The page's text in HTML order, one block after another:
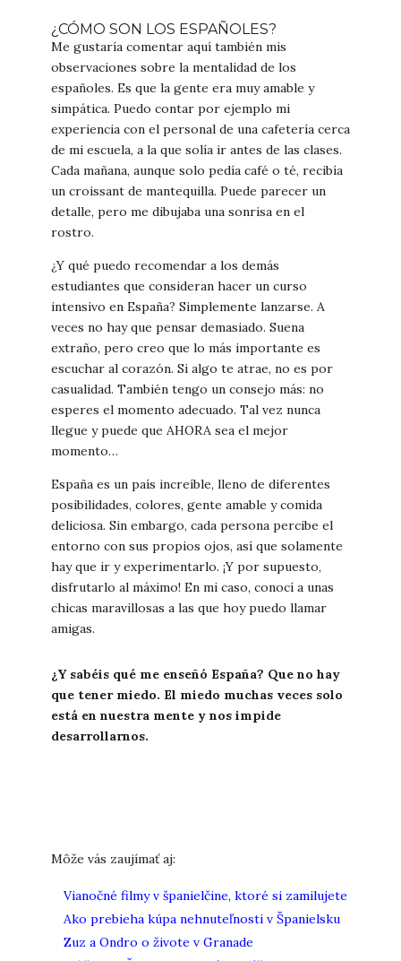
¿CÓMO SON LOS ESPAÑOLES?
Me gustaría comentar aquí también mis
observaciones sobre la mentalidad de los
españoles. Es que la gente era muy amable y
simpática. Puedo contar por ejemplo mi
experiencia con el personal de una cafetería cerca
de mi escuela, a la que solía ir antes de las clases.
Cada mañana, aunque solo pedía café o té, recibía
un croissant de mantequilla. Puede parecer un
detalle, pero me dibujaba una sonrisa en el
rostro.
¿Y qué puedo recomendar a los demás
estudiantes que consideran hacer un curso
intensivo en España? Simplemente lanzarse. A
veces no hay que pensar demasiado. Suena
extraño, pero creo que lo más importante es
escuchar al corazón. Si algo te atrae, no es por
casualidad. También tengo un consejo más: no
esperes el momento adecuado. Tal vez nunca
llegue y puede que AHORA sea el mejor
momento…
España es un país increíble, lleno de diferentes
posibilidades, colores, gente amable y comida
deliciosa. Sin embargo, cada persona percibe el
entorno con sus propios ojos, así que solamente
hay que ir y experimentarlo. ¡Y por supuesto,
disfrutarlo al máximo! En mi caso, conocí a unas
chicas maravillosas a las que hoy puedo llamar
amigas.
¿Y sabéis qué me enseñó España? Que no hay
que tener miedo. El miedo muchas veces solo
está en nuestra mente y nos impide
desarrollarnos.
Môže vás zaujímať aj:
Vianočné filmy v španielčine, ktoré si zamilujete
Ako prebieha kúpa nehnuteľnosti v Španielsku
Zuz a Ondro o živote v Granade